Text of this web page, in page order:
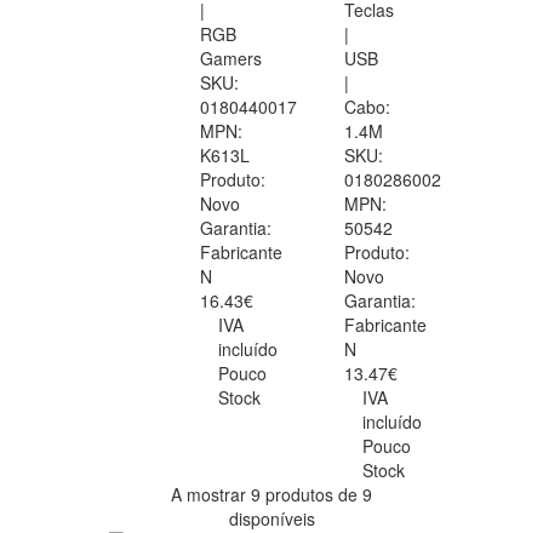
|
RGB
Gamers
SKU:
0180440017
MPN:
K613L
Produto:
Novo
Garantia:
Fabricante
N
16.43€
IVA
incluído
Pouco
Stock
Teclas
|
USB
|
Cabo:
1.4M
SKU:
0180286002
MPN:
50542
Produto:
Novo
Garantia:
Fabricante
N
13.47€
IVA
incluído
Pouco
Stock
A mostrar 9 produtos de 9
disponíveis